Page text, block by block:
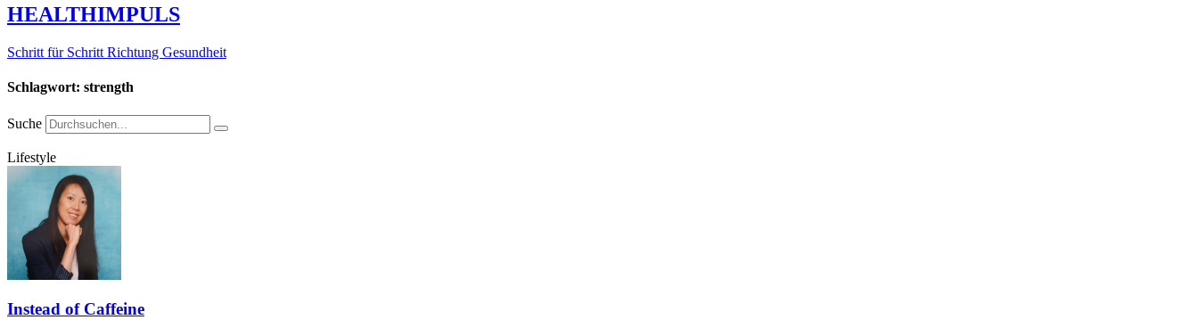
HEALTHIMPULS
Schritt für Schritt Richtung Gesundheit
Schlagwort: strength
Suche
Lifestyle
Instead of Caffeine